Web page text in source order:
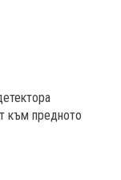
към предното